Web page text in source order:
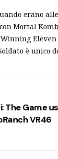
erano
Mortal
Eleven
è unico
The Game
VR46